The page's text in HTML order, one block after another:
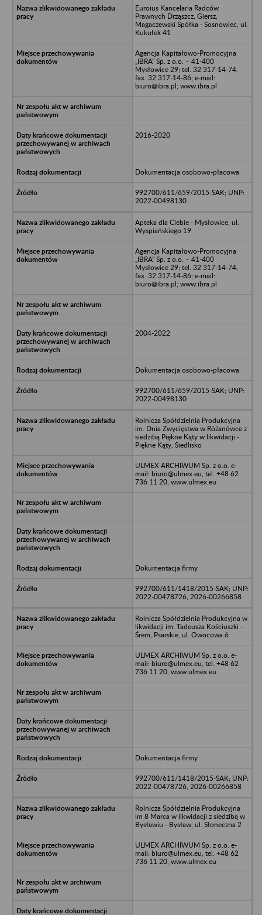
Euroius Kancelaria Radców
Prawnych Drząszcz, Giersz,
Magaczewski Spółka - Sosnowiec, ul.
Kukułek 41
Agencja Kapitałowo-Promocyjna
„IBRA” Sp. z o.o. – 41-400
Mysłowice 29; tel. 32 317-14-74,
fax. 32 317-14-86; e-mail:
biuro@ibra.pl; www.ibra.pl
2016-2020
Dokumentacja osobowo-płacowa
992700/611/659/2015-SAK; UNP:
2022-00498130
Apteka dla Ciebie - Mysłowice, ul.
Wyspiańskiego 19
Agencja Kapitałowo-Promocyjna
„IBRA” Sp. z o.o. – 41-400
Mysłowice 29; tel. 32 317-14-74,
fax. 32 317-14-86; e-mail:
biuro@ibra.pl; www.ibra.pl
2004-2022
Dokumentacja osobowo-płacowa
992700/611/659/2015-SAK; UNP:
2022-00498130
Rolnicza Spółdzielnia Produkcyjna
im. Dnia Zwycięstwa w Różanówce z
siedzibą Piękne Kąty w likwidacji -
Piękne Kąty, Siedlisko
ULMEX ARCHIWUM Sp. z o.o. e-
mail: biuro@ulmex.eu, tel. +48 62
736 11 20, www.ulmex.eu
Dokumentacja firmy
992700/611/1418/2015-SAK; UNP:
2022-00478726, 2026-00266858
Rolnicza Spółdzielnia Produkcyjna w
likwidacji im. Tadeusza Kościuszki -
Śrem, Psarskie, ul. Owocowa 6
ULMEX ARCHIWUM Sp. z o.o. e-
mail: biuro@ulmex.eu, tel. +48 62
736 11 20, www.ulmex.eu
Dokumentacja firmy
992700/611/1418/2015-SAK; UNP:
2022-00478726, 2026-00266858
Rolnicza Spółdzielnia Produkcyjna
im 8 Marca w likwidacji z siedzibą w
Bysławiu - Bysław, ul. Słoneczna 2
ULMEX ARCHIWUM Sp. z o.o. e-
mail: biuro@ulmex.eu, tel. +48 62
736 11 20, www.ulmex.eu